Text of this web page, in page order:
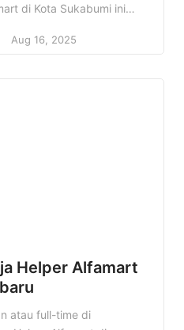
di Kota Sukabumi ini
lowongan kerja Staff
Aug 16, 2025
Helper Alfamart
atau full-time di